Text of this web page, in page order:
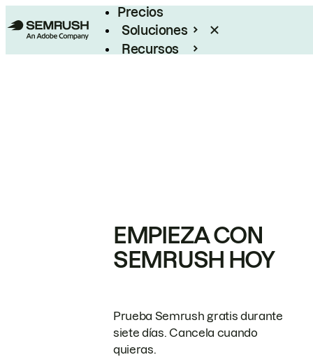
Precios
Soluciones
Recursos
EMPIEZA CON
SEMRUSH HOY
Prueba Semrush gratis durante
siete días. Cancela cuando
quieras.